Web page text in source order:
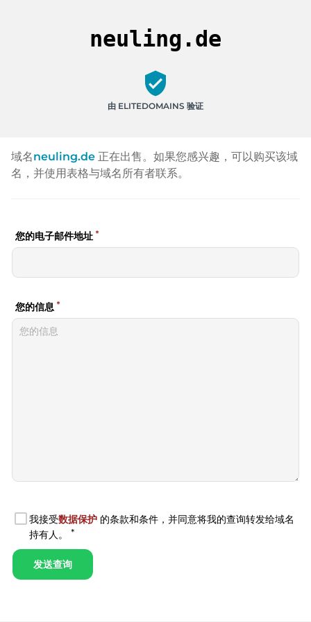
neuling.de
verified_user
由 ELITEDOMAINS 验证
域名neuling.de 正在出售。如果您感兴趣，可以购买该域
名，并使用表格与域名所有者联系。